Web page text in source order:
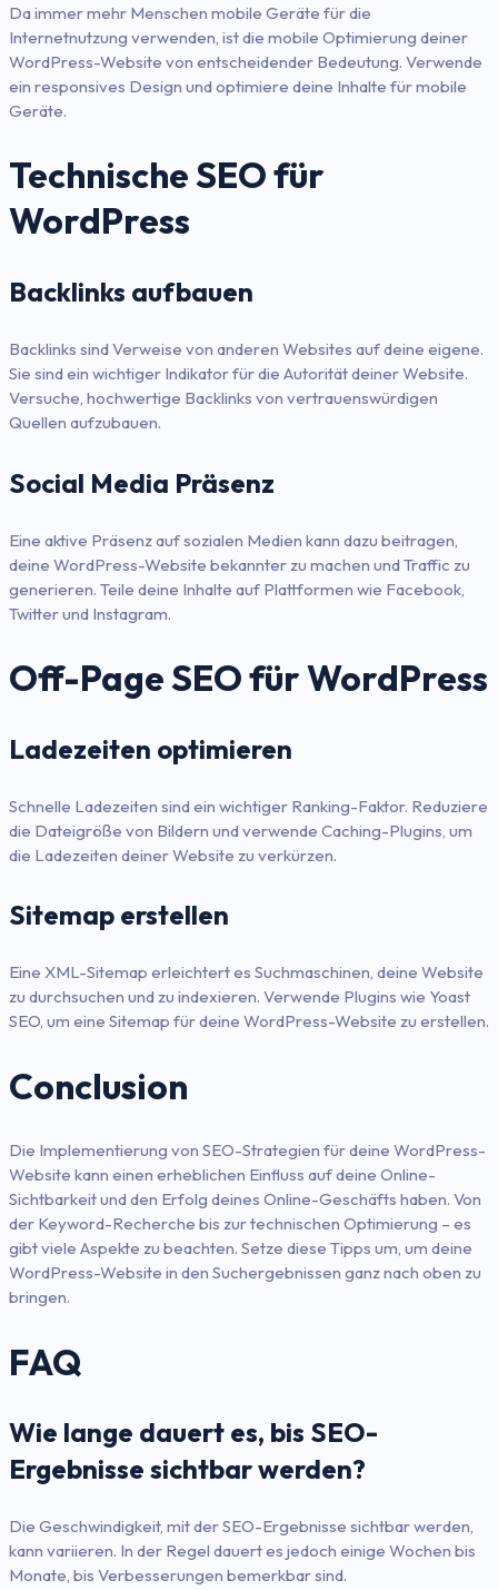
Da immer mehr Menschen mobile Geräte für die
Internetnutzung verwenden, ist die mobile Optimierung deiner
WordPress-Website von entscheidender Bedeutung. Verwende
ein responsives Design und optimiere deine Inhalte für mobile
Geräte.
Technische SEO für
WordPress
Backlinks aufbauen
Backlinks sind Verweise von anderen Websites auf deine eigene.
Sie sind ein wichtiger Indikator für die Autorität deiner Website.
Versuche, hochwertige Backlinks von vertrauenswürdigen
Quellen aufzubauen.
Social Media Präsenz
Eine aktive Präsenz auf sozialen Medien kann dazu beitragen,
deine WordPress-Website bekannter zu machen und Traffic zu
generieren. Teile deine Inhalte auf Plattformen wie Facebook,
Twitter und Instagram.
Off-Page SEO für WordPress
Ladezeiten optimieren
Schnelle Ladezeiten sind ein wichtiger Ranking-Faktor. Reduziere
die Dateigröße von Bildern und verwende Caching-Plugins, um
die Ladezeiten deiner Website zu verkürzen.
Sitemap erstellen
Eine XML-Sitemap erleichtert es Suchmaschinen, deine Website
zu durchsuchen und zu indexieren. Verwende Plugins wie Yoast
SEO, um eine Sitemap für deine WordPress-Website zu erstellen.
Conclusion
Die Implementierung von SEO-Strategien für deine WordPress-
Website kann einen erheblichen Einfluss auf deine Online-
Sichtbarkeit und den Erfolg deines Online-Geschäfts haben. Von
der Keyword-Recherche bis zur technischen Optimierung – es
gibt viele Aspekte zu beachten. Setze diese Tipps um, um deine
WordPress-Website in den Suchergebnissen ganz nach oben zu
bringen.
FAQ
Wie lange dauert es, bis SEO-
Ergebnisse sichtbar werden?
Die Geschwindigkeit, mit der SEO-Ergebnisse sichtbar werden,
kann variieren. In der Regel dauert es jedoch einige Wochen bis
Monate, bis Verbesserungen bemerkbar sind.